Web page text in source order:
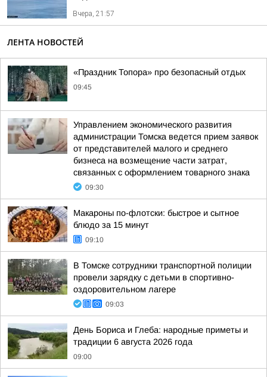
Вчера, 21:57
ЛЕНТА НОВОСТЕЙ
«Праздник Топора» про безопасный отдых
09:45
Управлением экономического развития
администрации Томска ведется прием заявок
от представителей малого и среднего
бизнеса на возмещение части затрат,
связанных с оформлением товарного знака
09:30
Макароны по-флотски: быстрое и сытное
блюдо за 15 минут
09:10
В Томске сотрудники транспортной полиции
провели зарядку с детьми в спортивно-
оздоровительном лагере
09:03
День Бориса и Глеба: народные приметы и
традиции 6 августа 2026 года
09:00